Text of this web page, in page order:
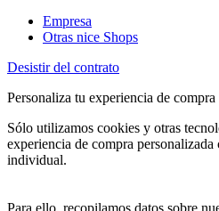
Empresa
Otras nice Shops
Desistir del contrato
Personaliza tu experiencia de compra
Sólo utilizamos cookies y otras
experiencia de compra
individual.
Para ello, recopilamos datos sobre